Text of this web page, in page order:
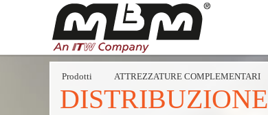
Prodotti ATTREZZATURE COMPLEMENTARI
DISTRIBUZIONE